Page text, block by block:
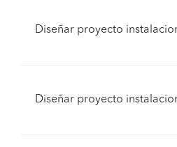
Diseñar proyecto
Diseñar proyecto